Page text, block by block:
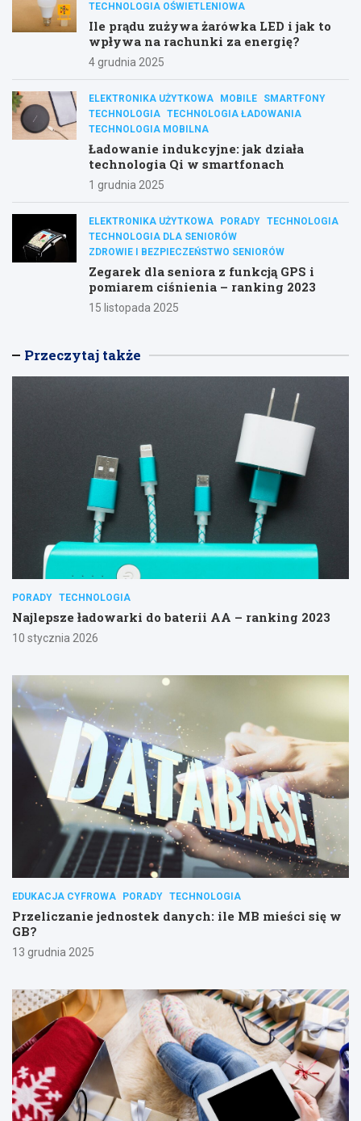
TECHNOLOGIA OŚWIETLENIOWA
Ile prądu zużywa żarówka LED i jak to
wpływa na rachunki za energię?
4 grudnia 2025
ELEKTRONIKA UŻYTKOWA MOBILE
SMARTFONY
TECHNOLOGIA TECHNOLOGIA ŁADOWANIA
TECHNOLOGIA MOBILNA
Ładowanie indukcyjne: jak działa
technologia Qi w smartfonach
1 grudnia 2025
ELEKTRONIKA UŻYTKOWA PORADY TECHNOLOGIA
TECHNOLOGIA DLA SENIORÓW
ZDROWIE I BEZPIECZEŃSTWO SENIORÓW
Zegarek dla seniora z funkcją GPS i
pomiarem ciśnienia – ranking 2023
15 listopada 2025
Przeczytaj także
PORADY TECHNOLOGIA
Najlepsze ładowarki do baterii AA – ranking 2023
10 stycznia 2026
EDUKACJA CYFROWA PORADY TECHNOLOGIA
Przeliczanie jednostek danych: ile MB mieści się w
GB?
13 grudnia 2025